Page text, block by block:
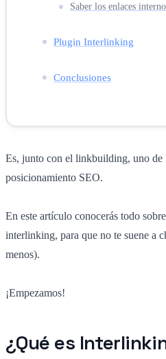
Saber los enlaces
Plugin Interlinking
Conclusiones
Es, junto con el linkbuilding, uno de
posicionamiento SEO.
En este artículo conocerás todo
interlinking, para que no te suene a
menos).
¡Empezamos!
¿Qué es